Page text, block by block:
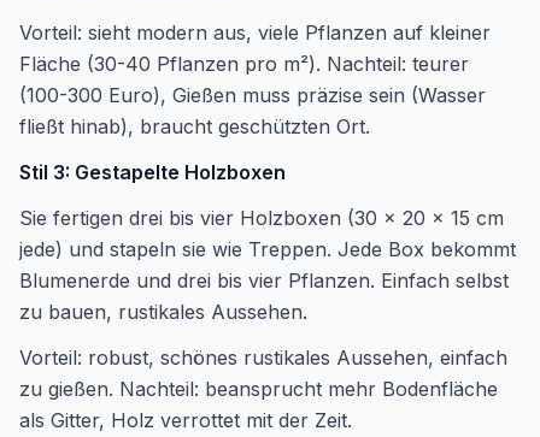
Vorteil: sieht modern aus, viele Pflanzen auf kleiner
Fläche (30-40 Pflanzen pro m²). Nachteil: teurer
(100-300 Euro), Gießen muss präzise sein (Wasser
fließt hinab), braucht geschützten Ort.
Stil 3: Gestapelte Holzboxen
Sie fertigen drei bis vier Holzboxen (30 x 20 x 15 cm
jede) und stapeln sie wie Treppen. Jede Box bekommt
Blumenerde und drei bis vier Pflanzen. Einfach selbst
zu bauen, rustikales Aussehen.
Vorteil: robust, schönes rustikales Aussehen, einfach
zu gießen. Nachteil: beansprucht mehr Bodenfläche
als Gitter, Holz verrottet mit der Zeit.